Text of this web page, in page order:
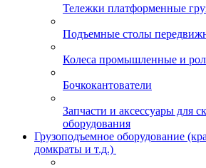
Тележки платформенные
Подъемные столы
Колеса промышленные и
Бочкокантователи
Запчасти и аксессуары для
оборудования
Грузоподъемное оборудование
домкраты и т.д.)